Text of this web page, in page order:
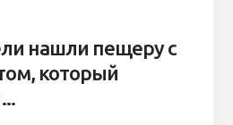
нашли пещеру с
который